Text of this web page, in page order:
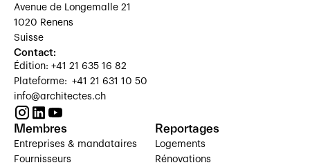
Avenue de Longemalle 21
1020 Renens
Suisse
Contact:
Édition: +41 21 635 16 82
Plateforme: +41 21 631 10 50
info@architectes.ch
Membres
Entreprises & mandataires
Fournisseurs
Reportages
Logements
Rénovations